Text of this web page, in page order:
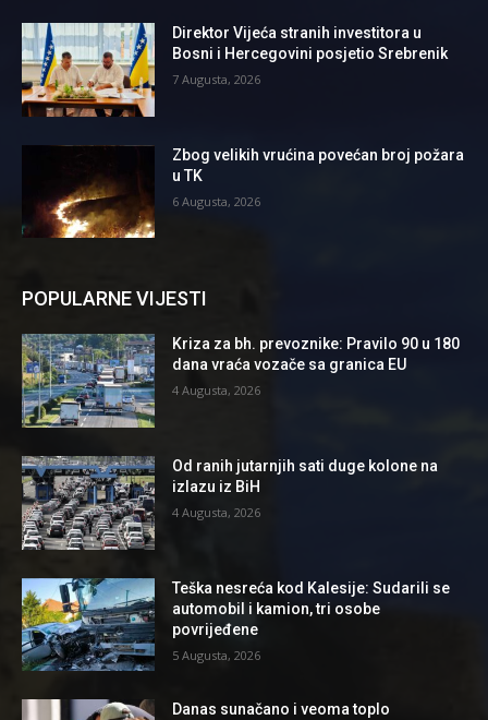
Direktor Vijeća stranih investitora u
Bosni i Hercegovini posjetio Srebrenik
7 Augusta, 2026
Zbog velikih vrućina povećan broj požara
u TK
6 Augusta, 2026
POPULARNE VIJESTI
Kriza za bh. prevoznike: Pravilo 90 u 180
dana vraća vozače sa granica EU
4 Augusta, 2026
Od ranih jutarnjih sati duge kolone na
izlazu iz BiH
4 Augusta, 2026
Teška nesreća kod Kalesije: Sudarili se
automobil i kamion, tri osobe
povrijeđene
5 Augusta, 2026
Danas sunačano i veoma toplo